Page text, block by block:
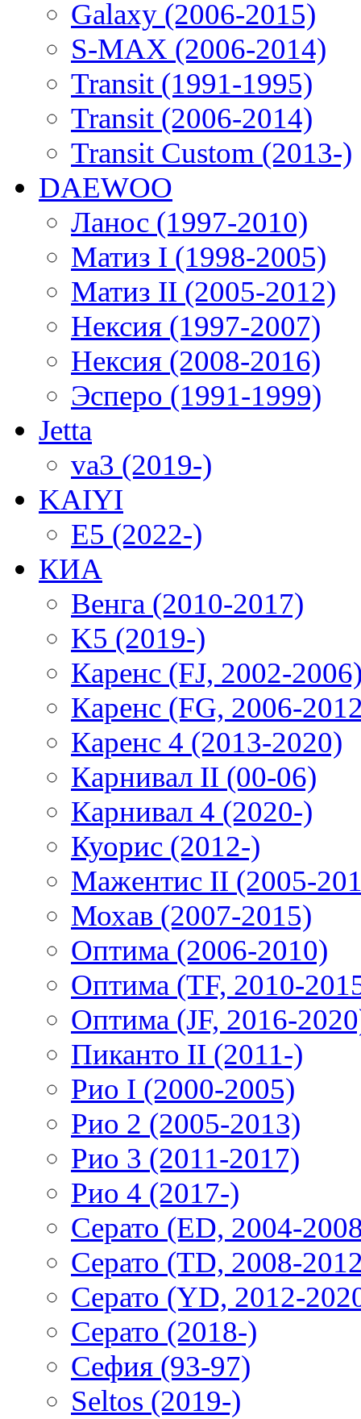
Galaxy (2006-2015)
S-MAX (2006-2014)
Transit (1991-1995)
Transit (2006-2014)
Transit Custom (2013-)
DAEWOO
Ланос (1997-2010)
Матиз I (1998-2005)
Матиз II (2005-2012)
Нексия (1997-2007)
Нексия (2008-2016)
Эсперо (1991-1999)
Jetta
va3 (2019-)
KAIYI
E5 (2022-)
КИА
Венга (2010-2017)
K5 (2019-)
Каренс (FJ, 2002-
Каренс (FG, 2006-
Каренс 4 (2013-2020)
Карнивал II (00-06)
Карнивал 4 (2020-)
Куорис (2012-)
Мажентис II (2005-
Мохав (2007-2015)
Оптима (2006-2010)
Оптима (TF, 2010-
Оптима (JF, 2016-
Пиканто II (2011-)
Рио I (2000-2005)
Рио 2 (2005-2013)
Рио 3 (2011-2017)
Рио 4 (2017-)
Серато (ED, 2004-
Серато (TD, 2008-
Серато (YD, 2012-
Серато (2018-)
Сефия (93-97)
Seltos (2019-)